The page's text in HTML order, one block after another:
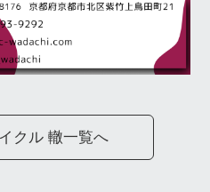
クル 轍一覧へ